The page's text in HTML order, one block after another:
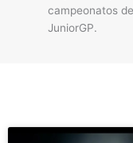
campeonatos
JuniorGP.